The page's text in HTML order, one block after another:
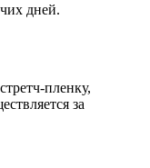
дней.
пленку,
за